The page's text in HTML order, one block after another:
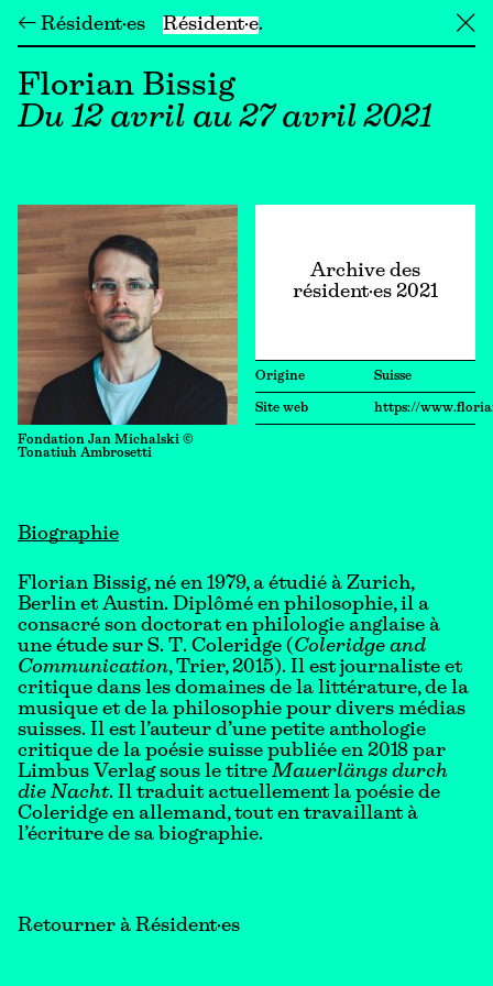
← Résident·es Résident·e ╳
Florian Bissig
Du 12 avril au 27 avril 2021
Fondation Jan Michalski ©
Tonatiuh Ambrosetti
Archive des
résident·es 2021
Origine Suisse
Site web https://
Biographie
Florian Bissig, né en 1979, a étudié à Zurich,
Berlin et Austin. Diplômé en philosophie, il a
consacré son doctorat en philologie anglaise à
une étude sur S. T. Coleridge ( Coleridge and
Communication, Trier, 2015). Il est journaliste et
critique dans les domaines de la littérature, de la
musique et de la philosophie pour divers médias
suisses. Il est l’auteur d’une petite anthologie
critique de la poésie suisse publiée en 2018 par
Limbus Verlag sous le titre Mauerlängs durch
die Nacht. Il traduit actuellement la poésie de
Coleridge en allemand, tout en travaillant à
l’écriture de sa biographie.
Retourner à Résident·es